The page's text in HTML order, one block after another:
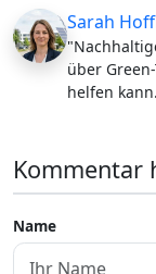
Sarah
über
helfen
Kommentar
Name